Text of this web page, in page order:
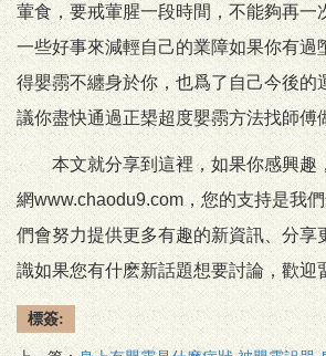
葷食，要戒葷腥一段時間，不能夠再一
一些好事來減輕自己的業障如果你有過
得嬰霛不纏身於你，也爲了自己今後的
議你盡快通過正槼超度嬰霛方法找師傅
本文就分享到這裡，如果你感興趣
網www.chaodu9.com，您的支持是我
們會努力提供更多有趣的新資訊、分享
識如果您有什麽新話題想要討論，歡迎
標簽: